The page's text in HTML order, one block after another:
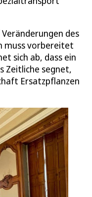
des
muss vorbereitet
sich ab, dass ein
Zeitliche segnet,
Ersatzpflanzen